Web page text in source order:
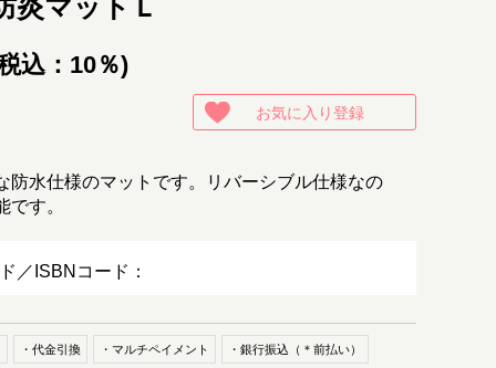
炎マットＬ
込：10％)
お気に入り登録
防水仕様のマットです。リバーシブル仕様なの
す。
／ISBNコード：
・代金引換 ・マルチペイメント ・銀行振込（＊前払い）